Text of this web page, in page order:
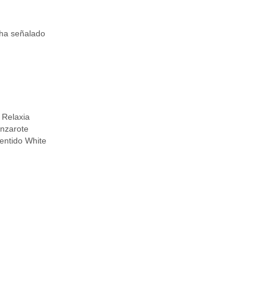
señalado
White